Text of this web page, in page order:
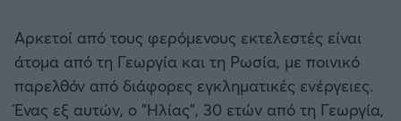
Αρκετοί από τους φερόμενους εκτελεστές είναι
άτομα από τη Γεωργία και τη Ρωσία, με ποινικό
παρελθόν από διάφορες εγκληματικές ενέργειες.
Ένας εξ αυτών, ο "Ηλίας", 30 ετών από τη Γεωργία,